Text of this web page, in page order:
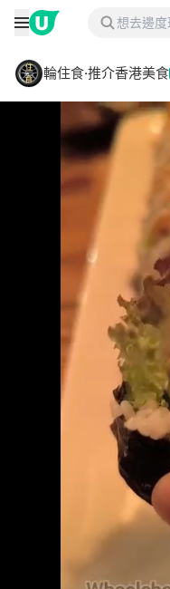
輪住食·推介香港美食